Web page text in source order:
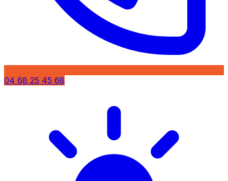
04 68 25 45 68